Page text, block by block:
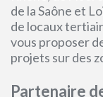
de la Saône et
de locaux
vous proposer
projets sur des
Partenaire